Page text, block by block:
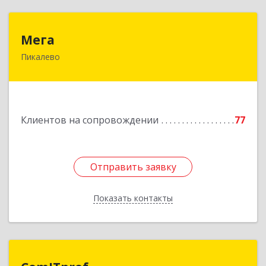
Мега
Пикалево
Клиентов на сопровождении 77
Отправить заявку
Показать контакты
187600, Ленинградская обл, Пикалево г,
Отправить заявку
Назад